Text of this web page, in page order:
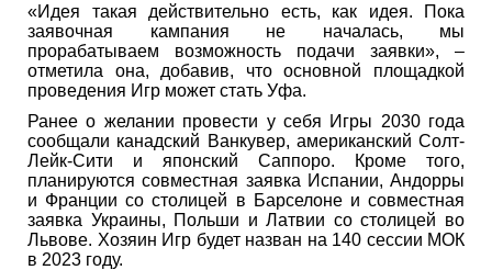
«Идея такая действительно есть, как идея. Пока
заявочная кампания не началась, мы
прорабатываем возможность подачи заявки», –
отметила она, добавив, что основной площадкой
проведения Игр может стать Уфа.
Ранее о желании провести у себя Игры 2030 года
сообщали канадский Ванкувер, американский Солт-
Лейк-Сити и японский Саппоро. Кроме того,
планируются совместная заявка Испании, Андорры
и Франции со столицей в Барселоне и совместная
заявка Украины, Польши и Латвии со столицей во
Львове. Хозяин Игр будет назван на 140 сессии МОК
в 2023 году.